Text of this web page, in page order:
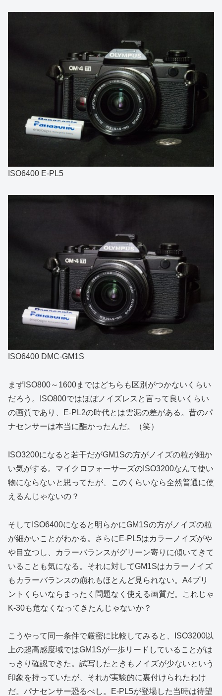
ISO6400 E-PL5
ISO6400 DMC-GM1S
まずISO800～1600まではどちらも区別がつかないくらい
だろう。ISO800ではほぼノイズレスと言って良いくらい
の画質であり、E-PL2の時代とは雲泥の差がある。昔のパ
ナセンサーは本当に酷かったんだ。（笑）
ISO3200になると若干だがGM1Sの方がノイズの粒が細か
い気がする。マイクロフォーサーズのISO3200なんて使い
物にならないと思ってたが、このくらいなら全然普通に使
えるんじゃないの？
そしてISO6400になると明らかにGM1Sの方がノイズの粒
が細かいことがわかる。さらにE-PL5はカラーノイズがや
や目立つし、カラーバランスがグリーン寄りに傾いてきて
いることも気になる。それに対してGM1Sはカラーノイズ
もカラーバランスの崩れもほとんど見られない。A4プリ
ントくらいならまったく問題なく使える画質だ。これじゃ
K-30も危なくなってきたんじゃないか？
こうやって同一条件で厳密に比較してみると、ISO3200以
上の超高感度域ではGM1Sが一歩リードしていることがは
っきり確認できた。試写したときもノイズが少ないという
印象を持っていたが、それが実験的に裏付けられたわけ
だ。パナセンサー恐るべし。E-PL5が登場した当時は待望